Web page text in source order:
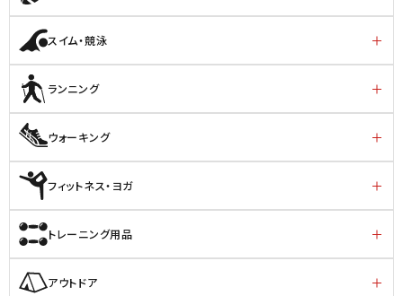
スイム・競泳
ランニング
ウォーキング
フィットネス・ヨガ
トレーニング用品
アウトドア